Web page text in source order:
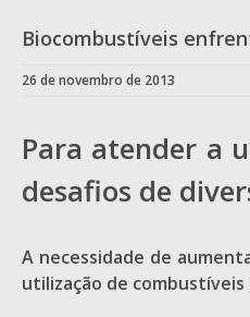
Biocombustíveis
26 de novembro de 2013
Para atender a
desafios de
A necessidade de
utilização de